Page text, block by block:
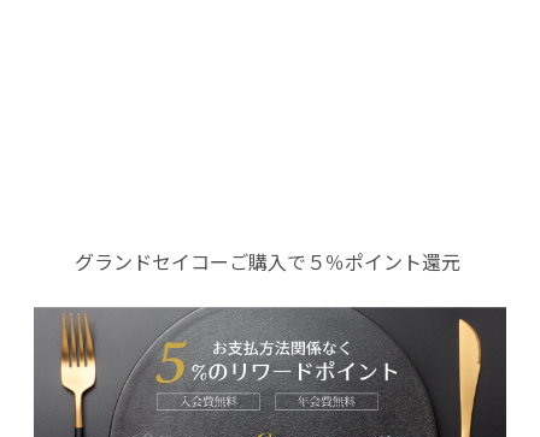
グランドセイコーご購入で５％ポイント還元